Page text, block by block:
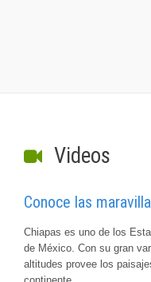
Videos
Conoce las
Chiapas es uno de los
de México. Con su gran
altitudes provee los